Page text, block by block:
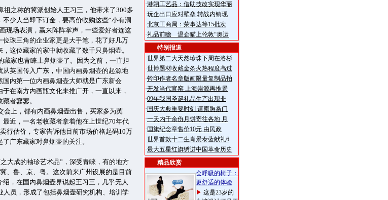
之称的冀派创始人王习三，他带来了300多
少人当即下订金，要高价收购这些“小有洞
现场表演，赢来阵阵掌声，一些爱好者连这
珠三角的企业家更是大手笔，花了好几万
这位藏家的家中就收藏了数千只鼻烟壶。
家也青睐上鼻烟壶了。因为之前，一直担
英国传入广东，中国内画鼻烟壶的起源地
内第一位内画鼻烟壶大师就是广东新会
在南方内画瓶文化未推广开，一直以来，
者寥寥。
会上，都有内画鼻烟壶出售，买家多为英
近，一名老收藏者拿着他在上世纪70年代
行估价，专家告诉他目前市场价格起码10万
广东藏家对鼻烟壶的关注。
大成的袖珍艺术品”，深受青睐，有的地方
、鲁、京、粤。这次前来广州设展的是目前
，在国内鼻烟壶界说起王习三，几乎无人
员，形成了包括鼻烟壶研究机构、培训学
·港翊工艺品：借助技改实现华丽
·玩企出口应对壁垒 转战内销现
·北京工商局：荣事达等15批次
·礼品前瞻 温企瞄上伦敦“奥运
特别报道
·世界第二大天然珍珠下周在洛杉
·世博题材收藏金条火热程度高过
·钤印作者名章版画限量复制品拍
·开发当代官窑 上海崇源再推景
·09年我国圣诞礼品生产出现非
· 国庆大典重要时刻 请柬胸条门
·一天内千余份月饼寄往各地 月
· 国旗纪念章售价10元 由民政
·世界首款十二生肖景泰蓝献礼6
·最大五星红旗绣进中国革命历史
精品欣赏
会呼吸的椅子：
更舒适的体验
这是23岁的